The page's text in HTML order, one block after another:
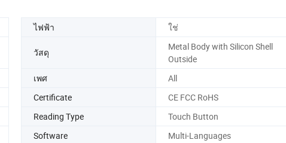
ไฟฟ้า ใช่
วัสดุ
Metal Body with Silicon Shell
Outside
เพศ
All
Certificate
CE FCC RoHS
Reading Type
Touch Button
Software
Multi-Languages